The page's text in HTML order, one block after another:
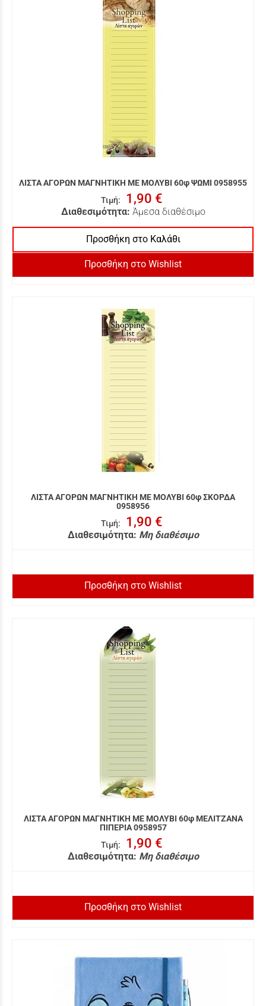
ΛΙΣΤΑ ΑΓΟΡΩΝ ΜΑΓΝΗΤΙΚΗ ΜΕ ΜΟΛΥΒΙ 60φ ΨΩΜΙ 0958955
Τιμή: 1,90 €
Διαθεσιμότητα: Άμεσα διαθέσιμο
Προσθήκη στο Καλάθι
Προσθήκη στο Wishlist
ΛΙΣΤΑ ΑΓΟΡΩΝ ΜΑΓΝΗΤΙΚΗ ΜΕ ΜΟΛΥΒΙ 60φ ΣΚΟΡΔΑ
0958956
Τιμή: 1,90 €
Διαθεσιμότητα: Μη διαθέσιμο
Προσθήκη στο Wishlist
ΛΙΣΤΑ ΑΓΟΡΩΝ ΜΑΓΝΗΤΙΚΗ ΜΕ ΜΟΛΥΒΙ 60φ ΜΕΛΙΤΖΑΝΑ
ΠΙΠΕΡΙΑ 0958957
Τιμή: 1,90 €
Διαθεσιμότητα: Μη διαθέσιμο
Προσθήκη στο Wishlist